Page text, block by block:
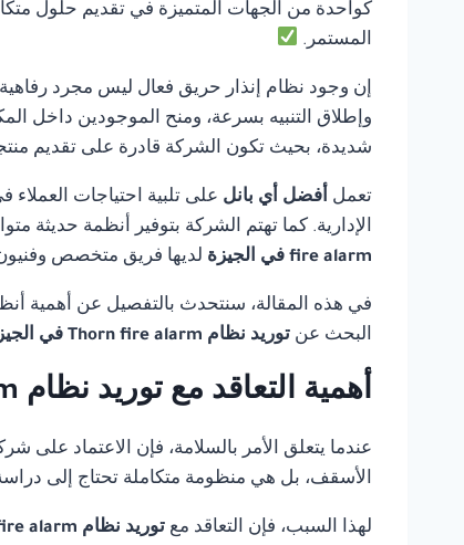
كواحدة من الجهات المتميزة في تقديم حلول
المستمر.
إن وجود نظام إنذار حريق فعال ليس مجرد
وإطلاق التنبيه بسرعة، ومنح الموجودين داخل
شديدة، بحيث تكون الشركة قادرة على تقديم
تعمل أفضل أي بانل على تلبية احتياجات
الإدارية. كما تهتم الشركة بتوفير أنظمة حديثة
fire alarm في الجيزة
لديها فريق متخصص
في هذه المقالة، سنتحدث بالتفصيل عن أهمية
البحث عن توريد نظام Thorn fire alarm في الجيزة
أهمية التعاقد مع توريد نظام Thorn fire alarm في الجيزة
عندما يتعلق الأمر بالسلامة، فإن الاعتماد
الأسقف، بل هي منظومة متكاملة تحتاج إلى
لهذا السبب، فإن التعاقد مع توريد نظام Thorn fire alarm في الجيزة